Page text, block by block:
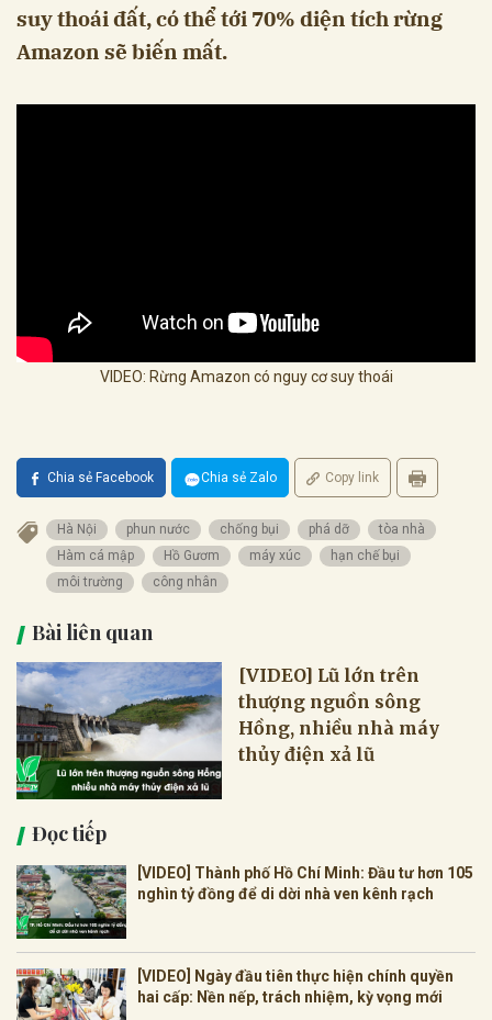
suy thoái đất, có thể tới 70% diện tích rừng
Amazon sẽ biến mất.
VIDEO: Rừng Amazon có nguy cơ suy thoái
Chia sẻ Facebook Chia sẻ Zalo Copy link
Hà Nội phun nước chống bụi phá dỡ
tòa nhà
Hàm cá mập
Hồ Gươm máy xúc
hạn chế bụi
môi trường
công nhân
Bài liên quan
[VIDEO] Lũ lớn trên
thượng nguồn sông
Hồng, nhiều nhà máy
thủy điện xả lũ
Đọc tiếp
[VIDEO] Thành phố Hồ Chí Minh: Đầu tư hơn 105
nghìn tỷ đồng để di dời nhà ven kênh rạch
[VIDEO] Ngày đầu tiên thực hiện chính quyền
hai cấp: Nền nếp, trách nhiệm, kỳ vọng mới